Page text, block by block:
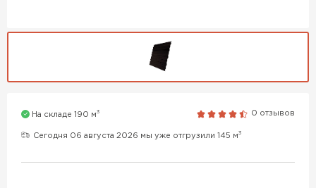
На складе 190 м3 0 отзывов
Сегодня 06 августа 2026 мы уже отгрузили 145 м3